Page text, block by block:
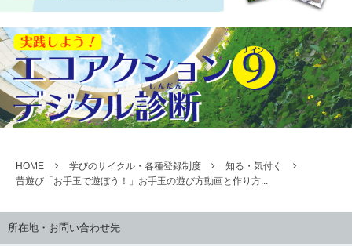
HOME 学びのサイクル・各種登録制度
知る・気付く
昔遊び「お手玉で遊ぼう！」お手玉の遊び方動画と作り方...
所在地・お問い合わせ先